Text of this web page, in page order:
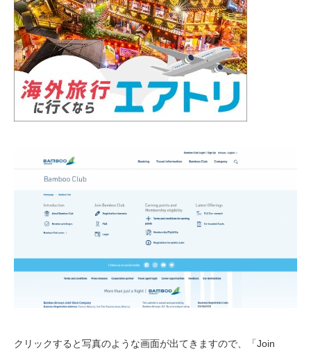
クリックすると写真のような画面が出てきますので、「Join